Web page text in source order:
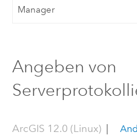
Manager
Angeben von
ArcGIS 12.0 (Linux)|